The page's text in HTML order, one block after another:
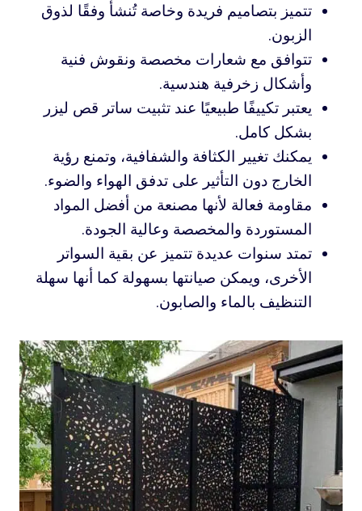
تتميز بتصاميم فريدة وخاصة تُنشأ وفقًا لذوق
الزبون.
تتوافق مع شعارات مخصصة ونقوش فنية
وأشكال زخرفية هندسية.
يعتبر تكييفًا طبيعيًا عند تثبيت ساتر قص ليزر
بشكل كامل.
يمكنك تغيير الكثافة والشفافية، وتمنع رؤية
الخارج دون التأثير على تدفق الهواء والضوء.
مقاومة فعالة لأنها مصنعة من أفضل المواد
المستوردة والمخصصة وعالية الجودة.
تمتد سنوات عديدة تتميز عن بقية السواتر
الأخرى، ويمكن صيانتها بسهولة كما أنها سهلة
التنظيف بالماء والصابون.